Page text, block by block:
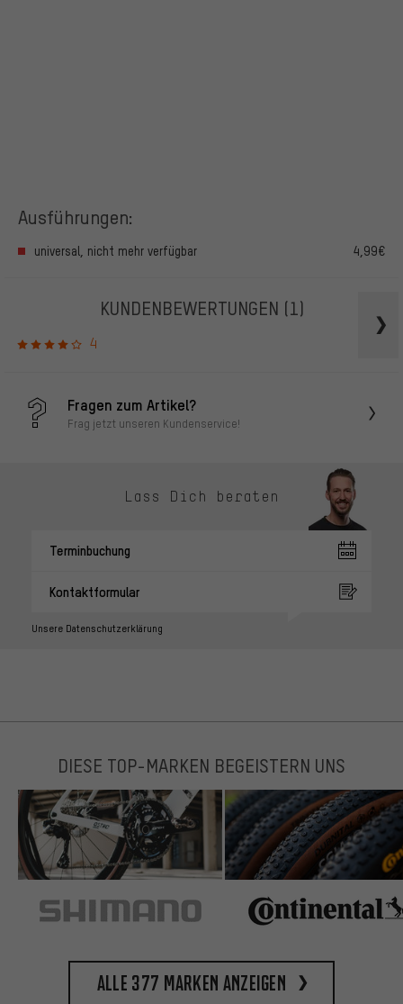
Ausführungen:
universal, nicht mehr verfügbar 4,99€
KUNDENBEWERTUNGEN (1)
4
Fragen zum Artikel?
Frag jetzt unseren Kundenservice!
Lass Dich beraten
Terminbuchung
Kontaktformular
Unsere Datenschutzerklärung
DIESE TOP-MARKEN BEGEISTERN UNS
Alle 377 Marken anzeigen